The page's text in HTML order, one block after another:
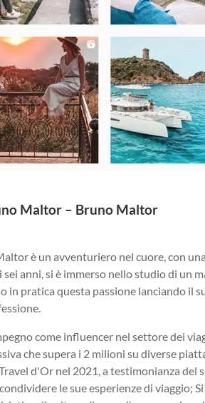
Maltor – Bruno Maltor
è un avventuriero nel cuore, con
sei anni, si è immerso nello studio di un
in pratica questa passione lanciando il
come influencer nel settore dei
che supera i 2 milioni su diverse
d'Or nel 2021, a testimonianza
le sue esperienze di viaggio;